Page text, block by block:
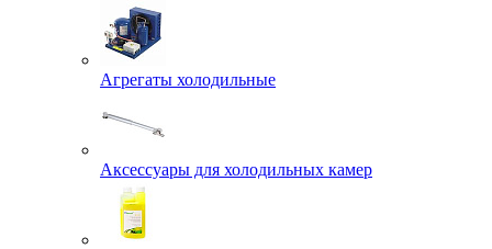
Агрегаты холодильные
Аксессуары для холодильных камер